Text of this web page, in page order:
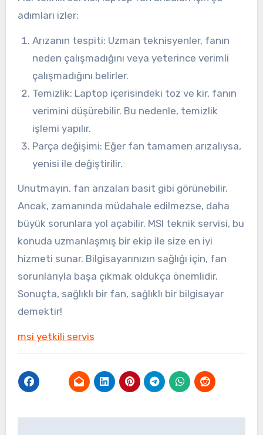
adımları izler:
Arızanın tespiti: Uzman teknisyenler, fanın
neden çalışmadığını veya yeterince verimli
çalışmadığını belirler.
Temizlik: Laptop içerisindeki toz ve kir, fanın
verimini düşürebilir. Bu nedenle, temizlik
işlemi yapılır.
Parça değişimi: Eğer fan tamamen arızalıysa,
yenisi ile değiştirilir.
Unutmayın, fan arızaları basit gibi görünebilir.
Ancak, zamanında müdahale edilmezse, daha
büyük sorunlara yol açabilir. MSI teknik servisi, bu
konuda uzmanlaşmış bir ekip ile size en iyi
hizmeti sunar. Bilgisayarınızın sağlığı için, fan
sorunlarıyla başa çıkmak oldukça önemlidir.
Sonuçta, sağlıklı bir fan, sağlıklı bir bilgisayar
demektir!
msi yetkili servis